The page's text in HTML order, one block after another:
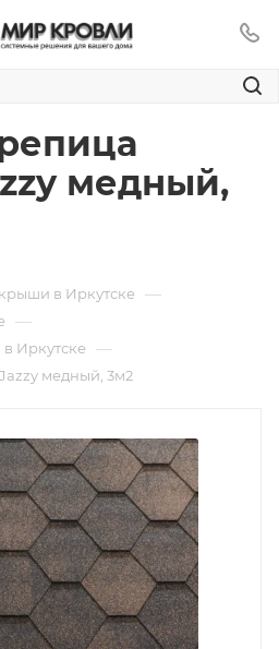
медный,
в Иркутске —
—
Иркутске —
медный, 3м2